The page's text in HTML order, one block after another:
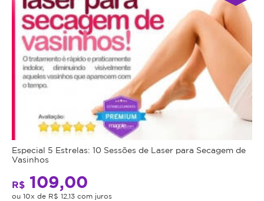
Especial 5 Estrelas: 10 Sessões de Laser para Secagem de
Vasinhos
R$ 109,00
ou 10x de R$ 12,13 com juros